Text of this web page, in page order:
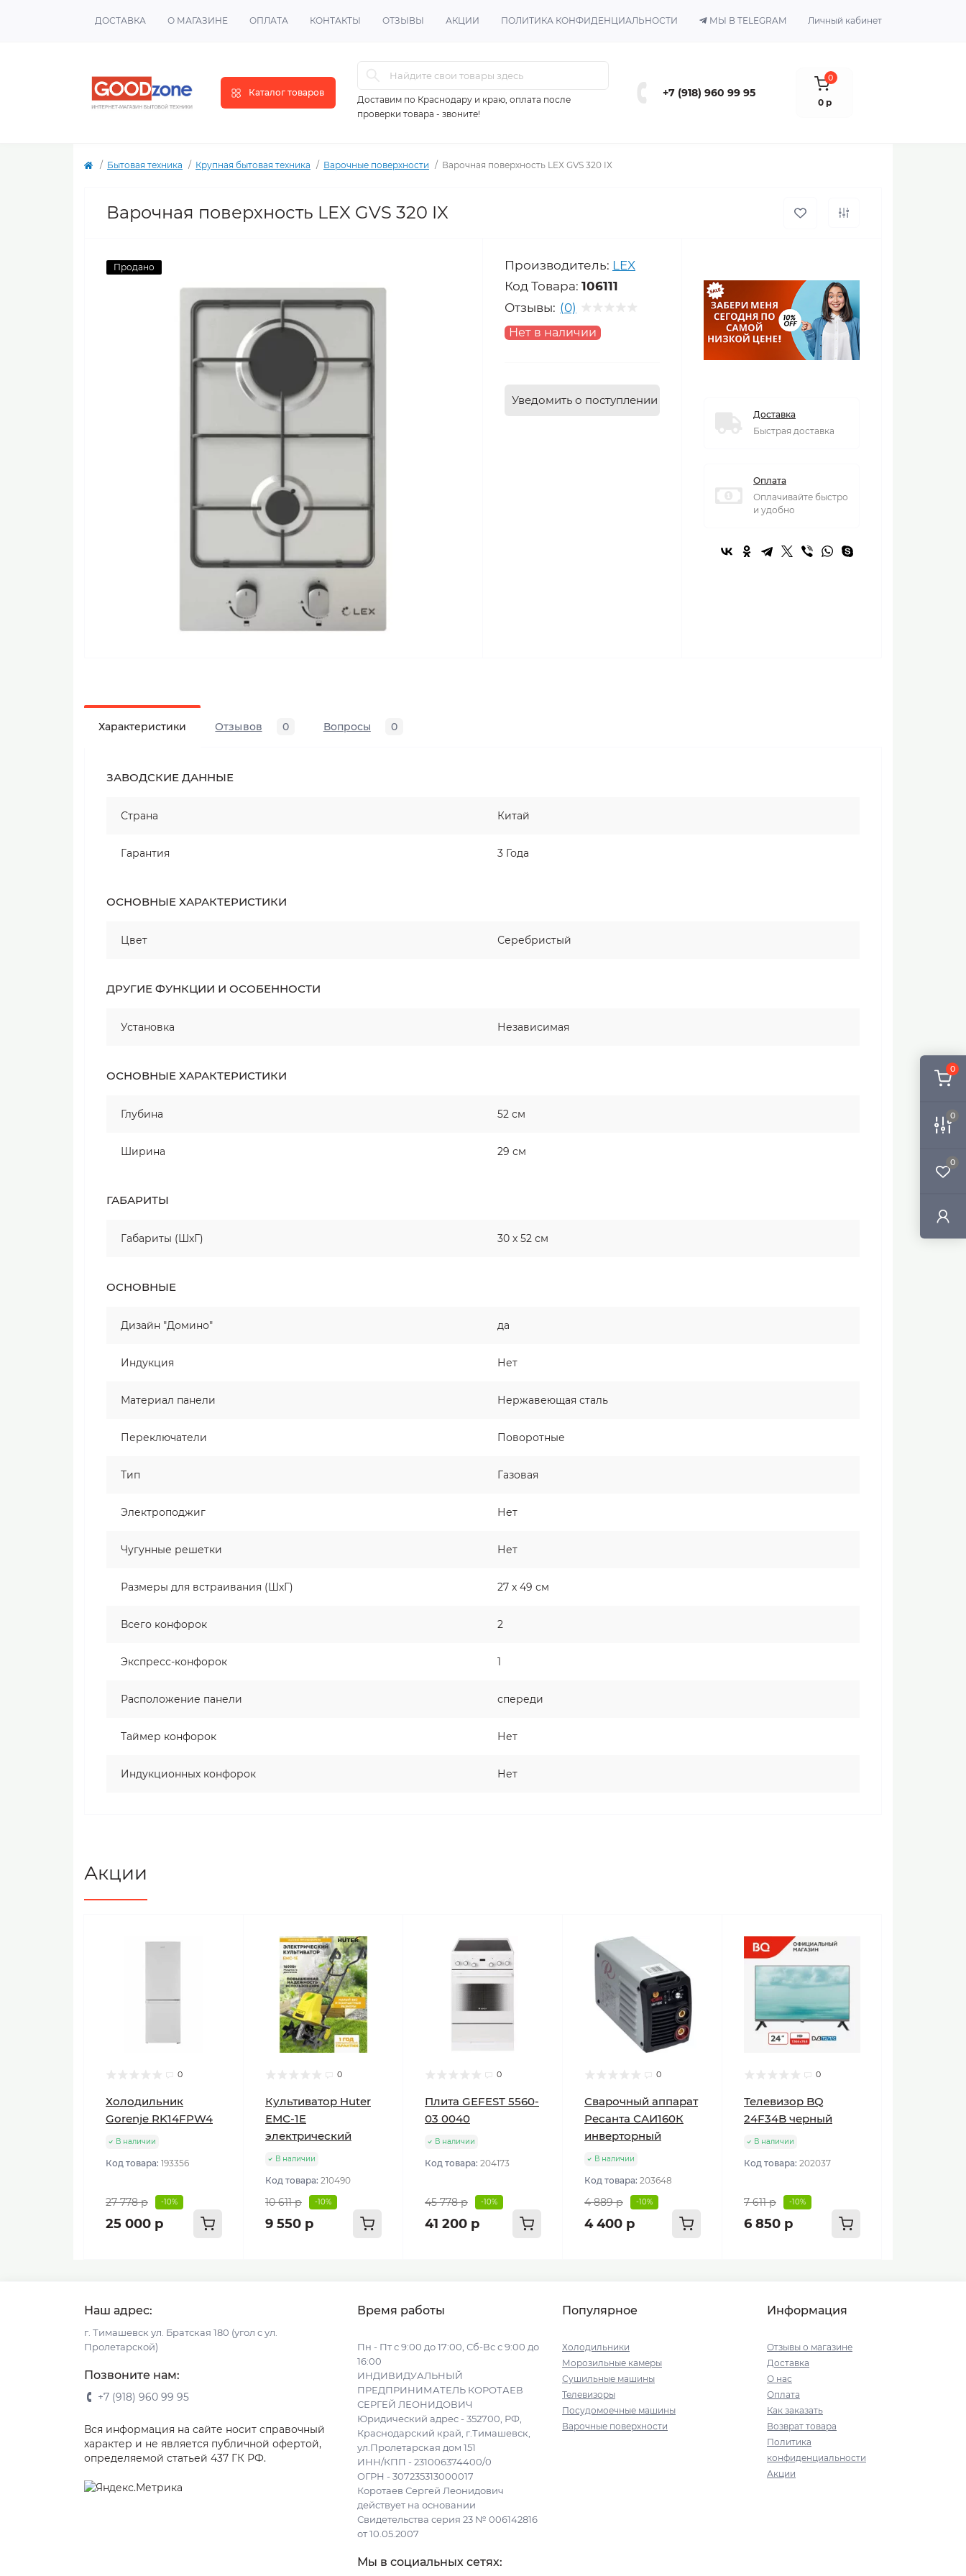
0
0
0
ДОСТАВКА О МАГАЗИНЕ ОПЛАТА КОНТАКТЫ ОТЗЫВЫ АКЦИИ ПОЛИТИКА КОНФИДЕНЦИАЛЬНОСТИ МЫ В TELEGRAM Личный кабинет
Каталог товаров
Доставим по Краснодару и краю, оплата после
проверки товара - звоните!
+7 (918) 960 99 95
0
0 р
Бытовая техника Крупная бытовая техника Варочные поверхности Варочная поверхность LEX GVS 320 IX
Варочная поверхность LEX GVS 320 IX
Продано Производитель: LEX
Код Товара: 106111
Отзывы: (0)
Нет в наличии
Уведомить о поступлении
Доставка
Быстрая доставка
Оплата
Оплачивайте быстро
и удобно
Характеристики Отзывов 0 Вопросы 0
ЗАВОДСКИЕ ДАННЫЕ
Страна Китай
Гарантия 3 Года
ОСНОВНЫЕ ХАРАКТЕРИСТИКИ
Цвет Серебристый
ДРУГИЕ ФУНКЦИИ И ОСОБЕННОСТИ
Установка Независимая
ОСНОВНЫЕ ХАРАКТЕРИСТИКИ
Глубина 52 см
Ширина 29 см
ГАБАРИТЫ
Габариты (ШхГ) 30 x 52 см
ОСНОВНЫЕ
Дизайн "Домино" да
Индукция Нет
Материал панели Нержавеющая сталь
Переключатели Поворотные
Тип Газовая
Электроподжиг Нет
Чугунные решетки Нет
Размеры для встраивания (ШхГ) 27 x 49 см
Всего конфорок 2
Экспресс-конфорок 1
Расположение панели спереди
Таймер конфорок Нет
Индукционных конфорок Нет
Акции
0
Холодильник
Gorenje RK14FPW4
В наличии
Код товара: 193356
27 778 р -10%
25 000 р
0
Культиватор Huter
ЕМС-1E
электрический
В наличии
Код товара: 210490
10 611 р -10%
9 550 р
0
Плита GEFEST 5560-
03 0040
В наличии
Код товара: 204173
45 778 р -10%
41 200 р
0
Сварочный аппарат
Ресанта САИ160К
инверторный
В наличии
Код товара: 203648
4 889 р -10%
4 400 р
0
Телевизор BQ
24F34B черный
В наличии
Код товара: 202037
7 611 р -10%
6 850 р
Наш адрес:
г. Тимашевск ул. Братская 180 (угол с ул.
Пролетарской)
Позвоните нам:
+7 (918) 960 99 95
Вся информация на сайте носит справочный
характер и не является публичной офертой,
определяемой статьей 437 ГК РФ.
Время работы
Пн - Пт с 9:00 до 17:00, Сб-Вс с 9:00 до
16:00
ИНДИВИДУАЛЬНЫЙ
ПРЕДПРИНИМАТЕЛЬ КОРОТАЕВ
СЕРГЕЙ ЛЕОНИДОВИЧ
Юридический адрес - 352700, РФ,
Краснодарский край, г.Тимашевск,
ул.Пролетарская дом 151
ИНН/КПП - 231006374400/0
ОГРН - 307235313000017
Коротаев Сергей Леонидович
действует на основании
Свидетельства серия 23 № 006142816
от 10.05.2007
Мы в социальных сетях:
Популярное
Холодильники
Морозильные камеры
Сушильные машины
Телевизоры
Посудомоечные машины
Варочные поверхности
Информация
Отзывы о магазине
Доставка
О нас
Оплата
Как заказать
Возврат товара
Политика
конфиденциальности
Акции